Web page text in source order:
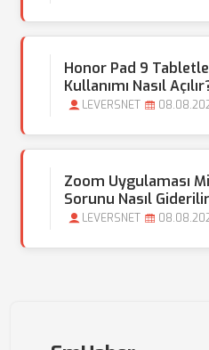
Honor Pad 9
Kullanımı Nasıl
LEVERSNET
Zoom Uygulaması
Sorunu Nasıl
LEVERSNET